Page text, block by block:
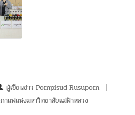
ผู้เขียนข่าว Pornpisud Rusuporn
าแฟแห่งมหาวิทยาลัยแม่ฟ้าหลวง